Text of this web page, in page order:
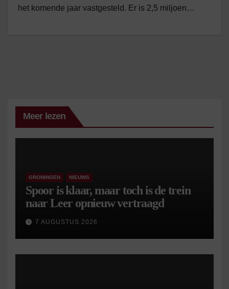
het komende jaar vastgesteld. Er is 2,5 miljoen…
Meer lezen
GRONINGEN NIEUWS
Spoor is klaar, maar toch is de trein
naar Leer opnieuw vertraagd
7 AUGUSTUS 2026